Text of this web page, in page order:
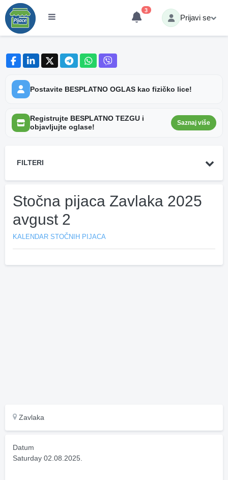
3
Prijavi se
Postavite BESPLATNO OGLAS kao fizičko lice!
Registrujte BESPLATNO TEZGU i
objavljujte oglase!
Saznaj više
FILTERI
Stočna pijaca Zavlaka 2025
avgust 2
KALENDAR STOČNIH PIJACA
Zavlaka
Datum
Saturday 02.08.2025.